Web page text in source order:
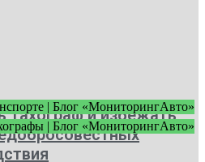
| Блог «МониторингАвто»
| Блог «МониторингАвто»
и избежать